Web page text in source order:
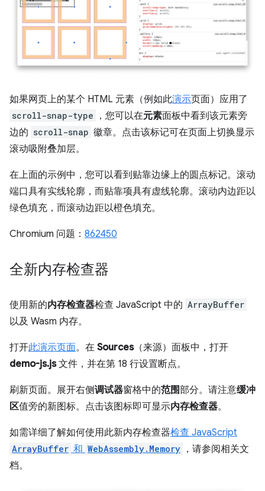
如果网页上的某个 HTML 元素（例如此演示页面）应用了
scroll-snap-type ，您可以在元素面板中看到该元素旁
边的 scroll-snap 徽章。点击该标记可在页面上切换显示
滚动吸附叠加层。
在上面的示例中，您可以看到贴靠边缘上的圆点标记。滚动
端口具有实线轮廓，而贴靠项具有虚线轮廓。滚动内边距以
绿色填充，而滚动边距以橙色填充。
Chromium 问题： 862450
全新内存检查器
使用新的内存检查器检查 JavaScript 中的 ArrayBuffer
以及 Wasm 内存。
打开此演示页面。在 Sources（来源）面板中，打开
demo-js.js文件，并在第 18 行设置断点。
刷新页面。展开右侧调试器窗格中的范围部分。请注意缓冲
区值旁的新图标。点击该图标即可显示内存检查器。
如需详细了解如何使用此新内存检查器检查 JavaScript
ArrayBuffer 和 WebAssembly.Memory ，请参阅相关文
档。